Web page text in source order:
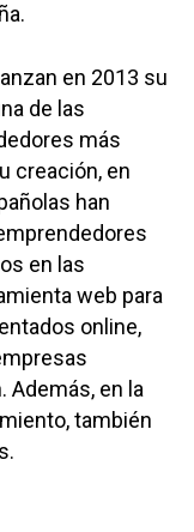
en 2013 su
de las
más
creación, en
han
en las
web para
online,
Además, en la
también